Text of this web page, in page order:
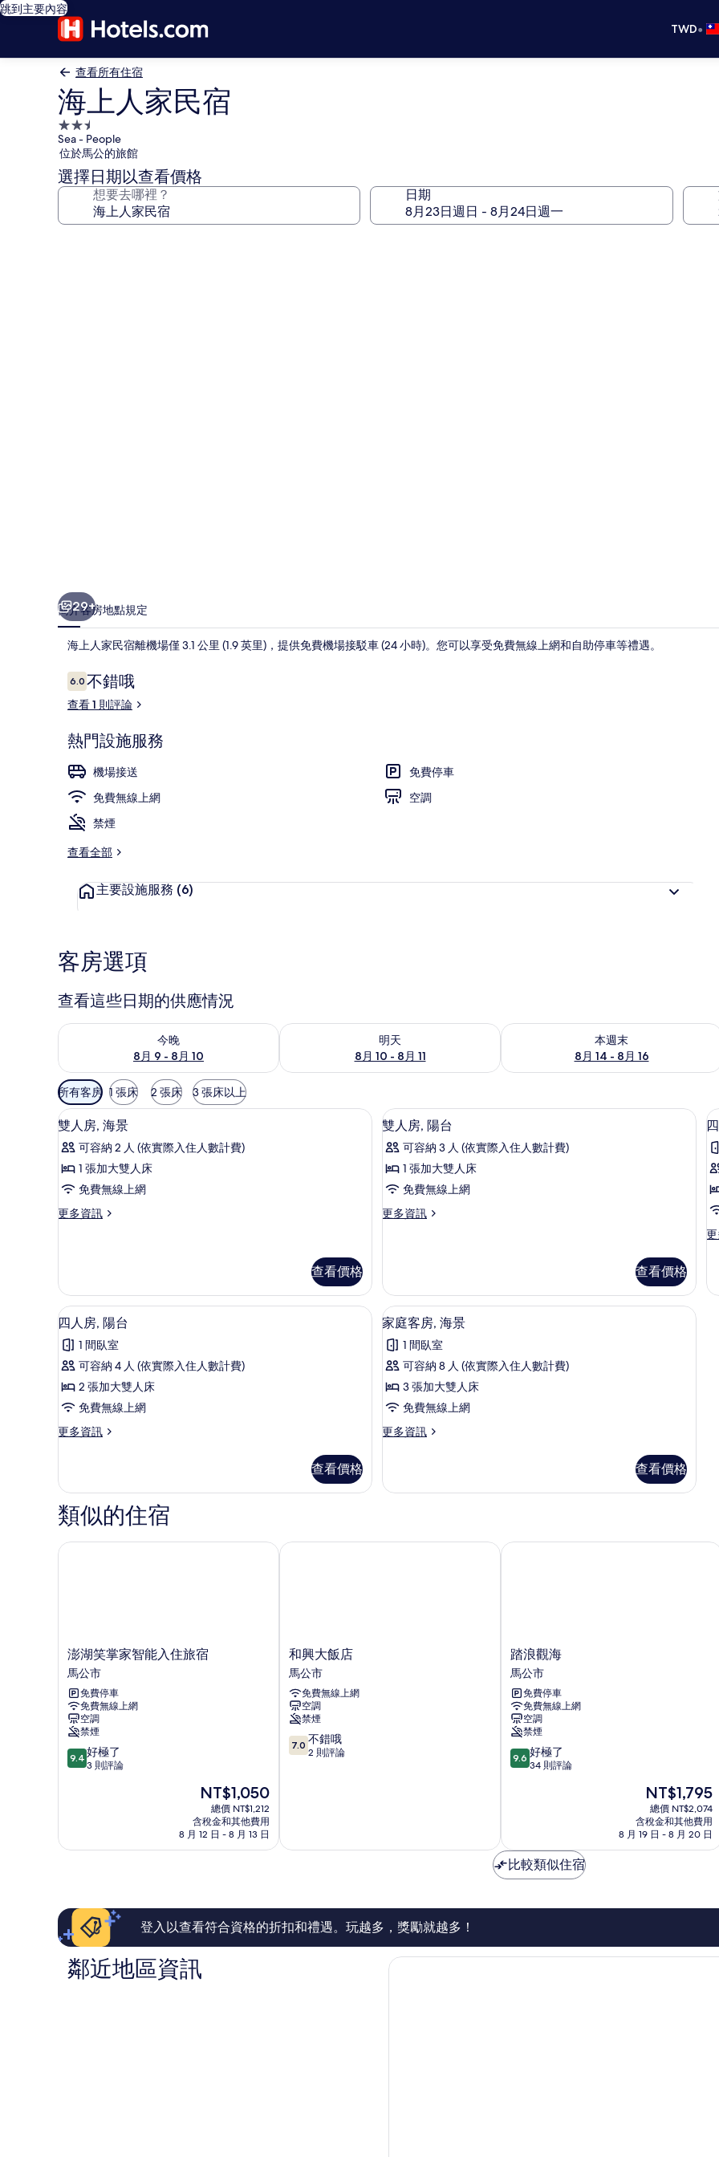
跳到主要內容
TWD•
查看所有住宿
海上人家民宿
2.5
星
級
住
宿
Sea - People
位於馬公的旅館
選擇日期以查看價格
想要去哪裡？ 日期
四人房, 陽台 | 免費無線上網、床單
29+
簡介客房地點規定
海上人家民宿離機場僅 3.1 公里 (1.9 英里)，提供免費機場接駁車 (24 小時)。您可以享受免費無線上網和自助停車等禮遇。
評
論
6.06.0 分，滿分 10 分，
不錯哦
查看 1 則評論
熱門設施服務
機場接送
免費停車
免費無線上網
空調
禁煙
查看全部
主要設施服務 (6)
客房選項
查看這些日期的供應情況
今晚
8月 9 - 8月 10
查看今晚 (8月 9 - 8月 10) 的供應情況
明天
8月 10 - 8月 11
查看明天 (8月 10 - 8月 11) 的供應情況
本週末
8月 14 - 8月 16
查看本週末 (8月 14 - 8月 16) 的供應情
可
用
的
客
房
篩
選
條
所有客房 1 張床 2 張床 3 張床以上
顯
示
雙
人
海
所
有
相
片
雙人房, 海景 | 免費無線上網、床單
6
雙人房, 海景
可容納 2 人 (依實際入住人數計費)
1 張加大雙人床
免費無線上網
更多資訊
更
海
景
的
詳
情
查看價格
顯
示
雙
人
陽
所
有
相
片
雙人房, 陽台 | 免費無線上網、床單
5
雙人房, 陽台
可容納 3 人 (依實際入住人數計費)
1 張加大雙人床
免費無線上網
更多資訊
更
陽
台
的
詳
情
查看價格
顯
人
所
更
房,
顯
示
四
人
房,
台
所
有
相
片
四人房, 陽台 | 免費無線上網、床單
4
四人房, 陽台
1 間臥室
可容納 4 人 (依實際入住人數計費)
2 張加大雙人床
免費無線上網
更多資訊
更
房,
陽
台
的
詳
查看價格
顯
示
家
庭
客
海
的
相
家庭客房, 海景 | 免費無線上網、床單
6
家庭客房, 海景
1 間臥室
可容納 8 人 (依實際入住人數計費)
3 張加大雙人床
免費無線上網
更多資訊
更
客
的
查看價格
類似的住宿
澎
湖
笑
掌
家
智
能
入
住
澎湖笑掌家智能入住旅宿
馬公市
免費停車
免費無線上網
空調
禁煙
9.4
分，
極
評
9.4 好極了
3 則評論
現
價
格
為
NT$1,050
總價 NT$1,212
含稅金和其他費用
8 月 12 日 - 8 月 13 日
澎湖笑掌家智能入住旅宿
和
興
大
飯
店
馬
公
市
和興大飯店
馬公市
免費無線上網
空調
禁煙
7.0
分，
哦，
論
7.0 不錯哦
2 則評論
和興大飯店
踏
浪
觀
海
馬
公
市
踏浪觀海
馬公市
免費停車
免費無線上網
空調
禁煙
9.6
分，
極
了，
34
評
9.6 好極了
34 則評論
現
在
價
格
為
NT$1,795
總價 NT$2,074
含稅金和其他費用
8 月 19 日 - 8 月 20 日
踏浪觀海
比較類似住宿
登入以查看符合資格的折扣和禮遇。玩越多，獎勵就越多！
鄰近地區資訊